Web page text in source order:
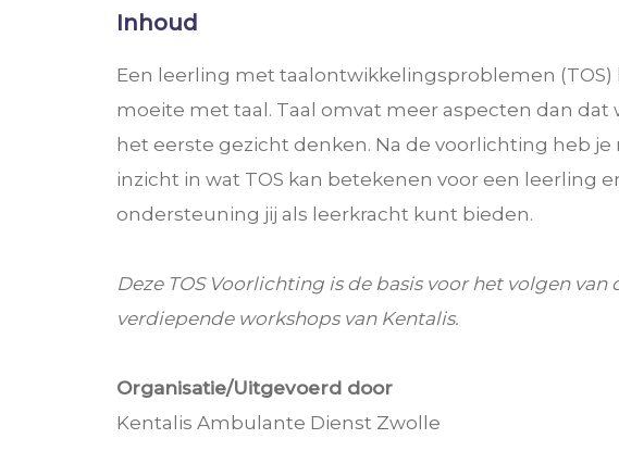
Inhoud
Een leerling met taalontwikkelingsproblemen (TOS)
moeite met taal. Taal omvat meer aspecten dan dat
het eerste gezicht denken. Na de voorlichting heb je
inzicht in wat TOS kan betekenen voor een leerling
ondersteuning jij als leerkracht kunt bieden.
Deze TOS Voorlichting is de basis voor het volgen van
verdiepende workshops van Kentalis.
Organisatie/Uitgevoerd door
Kentalis Ambulante Dienst Zwolle